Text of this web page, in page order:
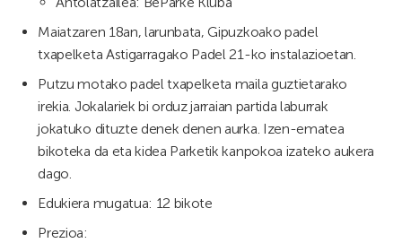
Maiatzaren 18an, larunbata, Gipuzkoako padel
txapelketa Astigarragako Padel 21-ko instalazioetan.
Putzu motako padel txapelketa maila guztietarako
irekia. Jokalariek bi orduz jarraian partida laburrak
jokatuko dituzte denek denen aurka. Izen-ematea
bikoteka da eta kidea Parketik kanpokoa izateko aukera
dago.
Edukiera mugatua: 12 bikote
Prezioa: